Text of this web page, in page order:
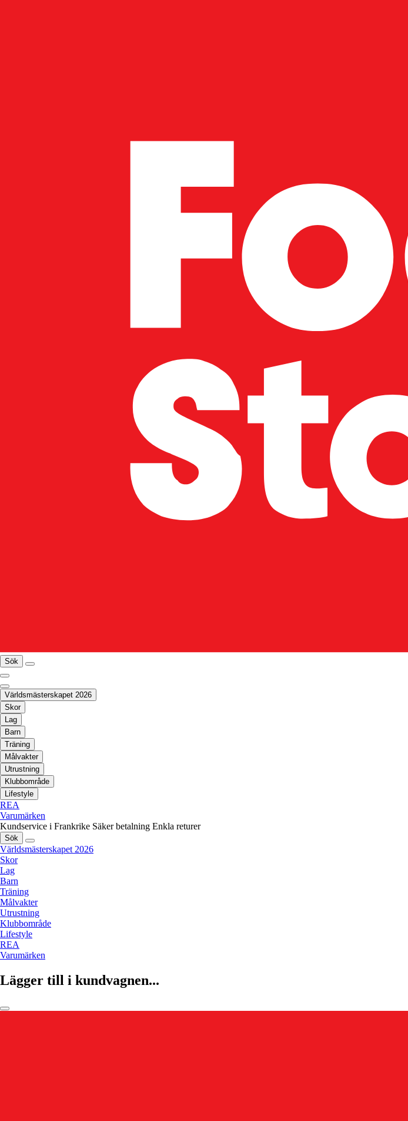
Sök
Världsmästerskapet 2026
Skor
Lag
Barn
Träning
Målvakter
Utrustning
Klubbområde
Lifestyle
REA
Varumärken
Kundservice i Frankrike Säker betalning Enkla returer
Sök
Världsmästerskapet 2026
Skor
Lag
Barn
Träning
Målvakter
Utrustning
Klubbområde
Lifestyle
REA
Varumärken
Lägger till i kundvagnen...